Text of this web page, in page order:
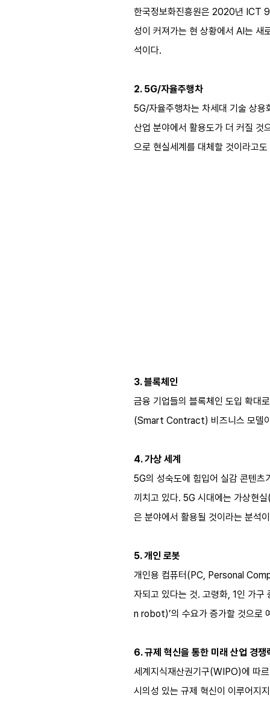
한국정보화진흥원은 2020년 ICT 9
성이 커져가는 현 상황에서 AI는 새
석이다.
2. 5G/자율주행차
5G/자율주행차는 차세대 기술 상용
산업 분야에서 활용도가 더 커질 것
으로 현실세계를 대체할 것이라고
3. 블록체인
금융 기업들의 블록체인 도입 확대
(Smart Contract) 비즈니스 모델
4. 가상 세계
5G의 성숙도에 힘입어 실감 콘텐츠
끼치고 있다. 5G 시대에는 가상현
은 분야에서 활용될 것이라는 분석
5. 개인 로봇
개인용 컴퓨터(PC, Personal
자되고 있다는 것. 고령화, 1인 가
n robot)’의 수요가 증가할 것으로
6. 규제 혁신을 통한 미래 산업 경쟁
세계지식재산권기구(WIPO)에 따
시의성 있는 규제 혁신이 이루어지